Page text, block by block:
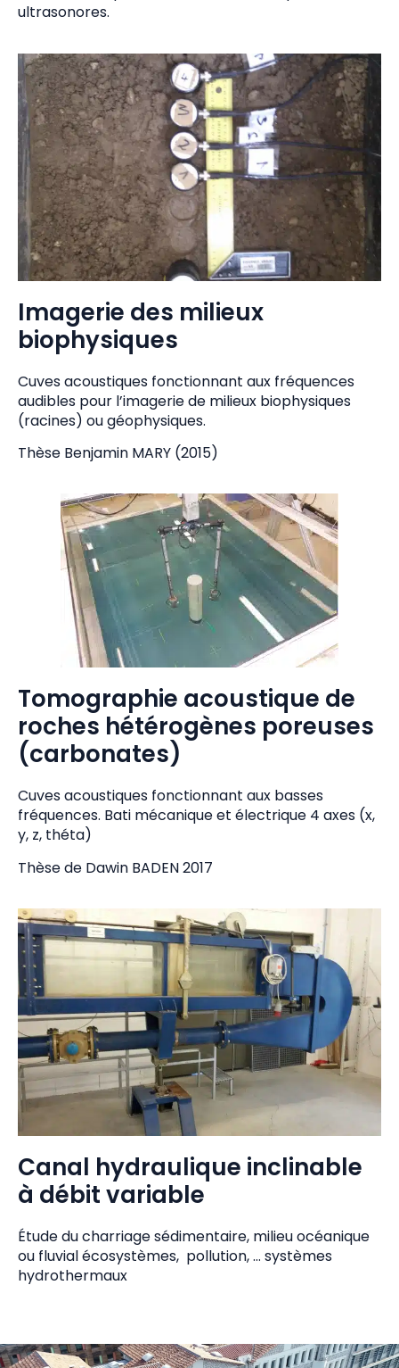
ultrasonores.
Imagerie des milieux
biophysiques
Cuves acoustiques fonctionnant aux fréquences
audibles pour l’imagerie de milieux biophysiques
(racines) ou géophysiques.
Thèse Benjamin MARY (2015)
Tomographie acoustique de
roches hétérogènes poreuses
(carbonates)
Cuves acoustiques fonctionnant aux basses
fréquences. Bati mécanique et électrique 4 axes (x,
y, z, théta)
Thèse de Dawin BADEN 2017
Canal hydraulique inclinable
à débit variable
Étude du charriage sédimentaire, milieu océanique
ou fluvial écosystèmes, pollution, … systèmes
hydrothermaux